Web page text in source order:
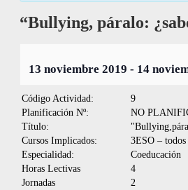
“Bullying, páralo:
13 noviembre 2019 - 14
Código Actividad:
9
Planificación Nº:
NO
Título:
Cursos Implicados:
3ESO –
Especialidad:
Coeducación
Horas Lectivas
4
Jornadas
2